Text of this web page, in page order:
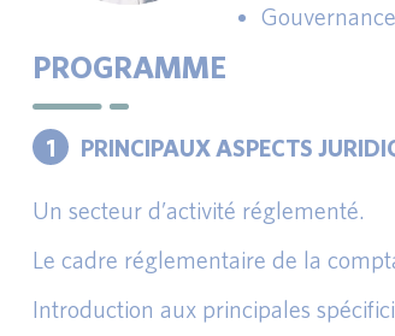
PROGRAMME
1 PRINCIPAUX ASPECTS
Un secteur d’activité réglementé.
Le cadre réglementaire de la
Introduction aux principales